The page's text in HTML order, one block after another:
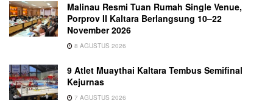
Malinau Resmi Tuan Rumah Single Venue,
Porprov II Kaltara Berlangsung 10–22
November 2026
8 AGUSTUS 2026
9 Atlet Muaythai Kaltara Tembus Semifinal
Kejurnas
7 AGUSTUS 2026